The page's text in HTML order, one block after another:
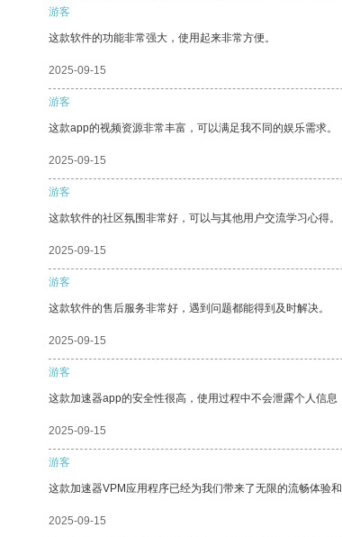
游客
这款软件的功能非常强大，使用起来非常方便。
2025-09-15
游客
这款app的视频资源非常丰富，可以满足我不同的娱乐需求。
2025-09-15
游客
这款软件的社区氛围非常好，可以与其他用户交流学习心得。
2025-09-15
游客
这款软件的售后服务非常好，遇到问题都能得到及时解决。
2025-09-15
游客
这款加速器app的安全性很高，使用过程中不会泄露个人信
2025-09-15
游客
这款加速器VPM应用程序已经为我们带来了无限的流畅体验和
2025-09-15